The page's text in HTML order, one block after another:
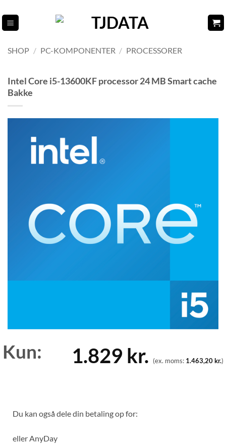
til
indhold
SHOP / PC-KOMPONENTER / PROCESSORER
Intel Core i5-13600KF processor 24 MB Smart cache
Bakke
Kun: 1.829 kr. (ex. moms: 1.463,20kr.)
Du kan også dele din betaling op for:
eller AnyDay